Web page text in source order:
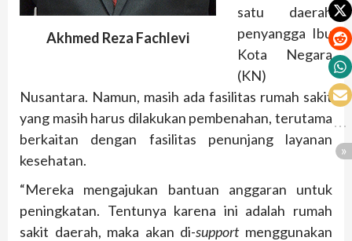
Akhmed Reza Fachlevi
satu daerah
penyangga Ibu
Kota Negara
(KN)
Nusantara. Namun, masih ada fasilitas rumah sakit
yang masih harus dilakukan pembenahan, terutama
berkaitan dengan fasilitas penunjang layanan
kesehatan.
“Mereka mengajukan bantuan anggaran untuk
peningkatan. Tentunya karena ini adalah rumah
sakit daerah, maka akan di-supportmenggunakan